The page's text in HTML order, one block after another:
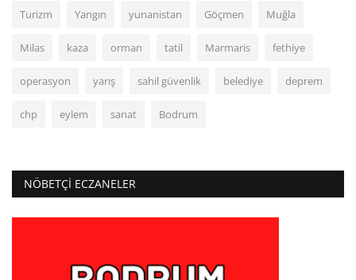
Turizm Yangın yunanistan Göçmen Muğla
Milas kaza orman tatil Marmaris fethiye
operasyon yarış sahil güvenlik belediye deprem
chp eylem sanat Bodrum
NÖBETÇI ECZANELER